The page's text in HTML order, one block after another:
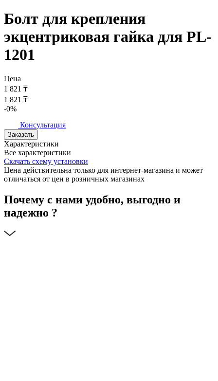
Болт для крепления
экцентриковая гайка для PL-
1201
Цена
1 821 ₸
1 821 ₸
-0%
Консультация
Заказать
Характеристики
Все характеристики
Скачать схему установки
Цена действительна только для интернет-магазина и может
отличаться от цен в розничных магазинах
Почему с нами удобно, выгодно и
надежно ?